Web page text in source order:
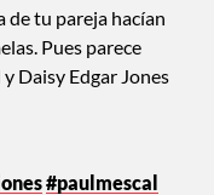
de tu pareja hacían
Pues parece
Daisy Edgar Jones
#paulmescal